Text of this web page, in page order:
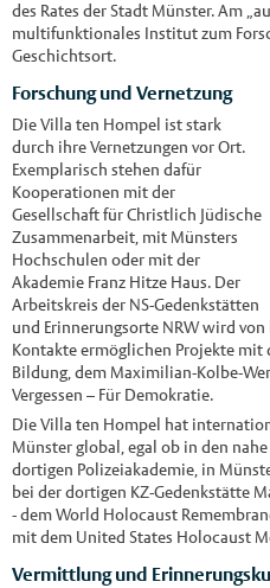
des Rates der Stadt Münster. Am
multifunktionales Institut zum
Geschichtsort.
Forschung und Vernetzung
Die Villa ten Hompel ist stark
durch ihre Vernetzungen vor Ort.
Exemplarisch stehen dafür
Kooperationen mit der
Gesellschaft für Christlich Jüdische
Zusammenarbeit, mit Münsters
Hochschulen oder mit der
Akademie Franz Hitze Haus. Der
Arbeitskreis der NS-Gedenkstätten
und Erinnerungsorte NRW wird
Kontakte ermöglichen Projekte
Bildung, dem Maximilian-Kolbe-
Vergessen – Für Demokratie.
Die Villa ten Hompel hat
Münster global, egal ob in den
dortigen Polizeiakademie, in
bei der dortigen KZ-Gedenkstätte
- dem World Holocaust
mit dem United States Holocaust
Vermittlung und